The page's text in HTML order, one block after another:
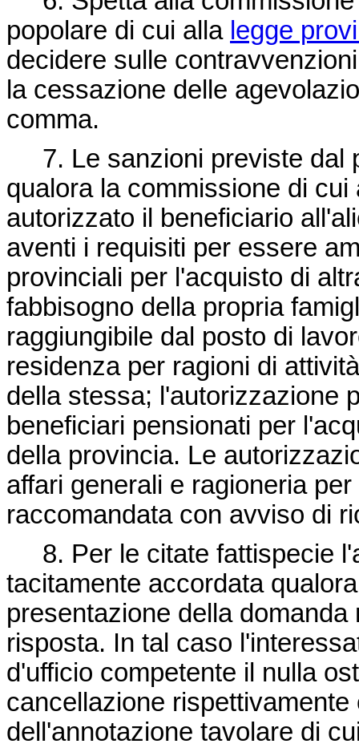
popolare di cui alla legge
decidere sulle
la cessazione delle
comma.
7. Le sanzioni previste dal
qualora la commissione di
autorizzato il beneficiario
aventi i requisiti per essere
provinciali per l'acquisto di
fabbisogno della propria
raggiungibile dal posto di
residenza per ragioni di
della stessa; l'autorizzazione
beneficiari pensionati per
della provincia. Le
affari generali e ragioneria
raccomandata con avviso di
8. Per le citate fattispecie
tacitamente accordata
presentazione della
risposta. In tal caso
d'ufficio competente il nulla
cancellazione
dell'annotazione tavolare di